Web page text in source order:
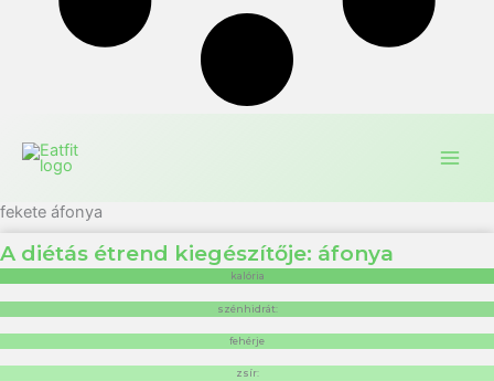
fekete áfonya
A diétás étrend kiegészítője: áfonya
kalória
szénhidrát:
fehérje
zsír: